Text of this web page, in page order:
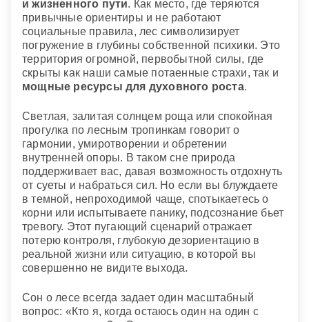
и жизненного пути. Как место, где теряются
привычные ориентиры и не работают
социальные правила, лес символизирует
погружение в глубины собственной психики. Это
территория огромной, первобытной силы, где
скрыты как наши самые потаенные страхи, так и
мощные ресурсы для духовного роста.
Светлая, залитая солнцем роща или спокойная
прогулка по лесным тропинкам говорит о
гармонии, умиротворении и обретении
внутренней опоры. В таком сне природа
поддерживает вас, давая возможность отдохнуть
от суеты и набраться сил. Но если вы блуждаете
в темной, непроходимой чаще, спотыкаетесь о
корни или испытываете панику, подсознание бьет
тревогу. Этот пугающий сценарий отражает
потерю контроля, глубокую дезориентацию в
реальной жизни или ситуацию, в которой вы
совершенно не видите выхода.
Сон о лесе всегда задает один масштабный
вопрос: «Кто я, когда остаюсь один на один с